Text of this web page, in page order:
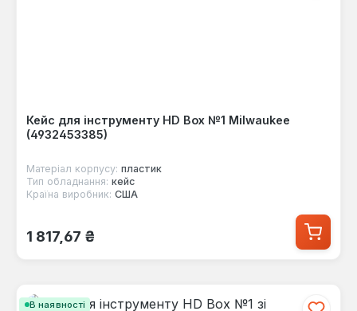
Кейс для інструменту HD Box №1 Milwaukee
(4932453385)
Матеріал корпусу: пластик
Тип обладнання: кейс
Країна виробник: США
Звичайна ціна:
1 817,67 ₴
В наявності